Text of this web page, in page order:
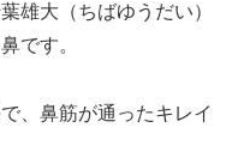
雄大（ちばゆうだい）
です。
、鼻筋が通ったキレイ